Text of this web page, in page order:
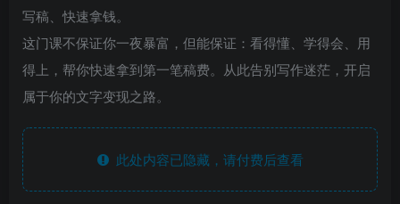
写稿、快速拿钱。
这门课不保证你一夜暴富，但能保证：看得懂、学得会、用
得上，帮你快速拿到第一笔稿费。从此告别写作迷茫，开启
属于你的文字变现之路。
此处内容已隐藏，请付费后查看